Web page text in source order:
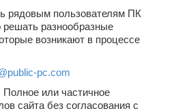
рядовым пользователям ПК
разнообразные
возникают в процессе
pc.com
или частичное
сайта без согласования с